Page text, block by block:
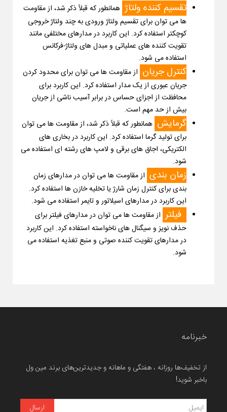
تقسیم کننده ولتاژ همانطور که قبلاً ذکر شد، از مقاومت
ها می توان برای تقسیم ولتاژ ورودی به چند ولتاژ خروجی
کوچکتر استفاده کرد. این کاربرد در مدارهای مختلفی مانند
تقویت کننده های عملیاتی و مبدل های ولتاژ-فرکانس
استفاده می شود.
کنترل جریان از مقاومت ها می توان برای محدود کردن
جریان عبوری از یک مدار استفاده کرد. این کاربرد برای
محافظت از اجزای حساس در برابر آسیب ناشی از جریان
بیش از حد مهم است.
گرمایش همانطور که قبلاً ذکر شد، از مقاومت ها می توان
برای تولید گرما استفاده کرد. این کاربرد در بخاری های
الکتریکی، اجاق های برقی و لامپ های رشته ای استفاده می
شود.
زمان بندی از مقاومت ها می توان در مدارهای زمان
بندی برای کنترل زمان شارژ یا تخلیه خازن ها استفاده کرد.
این کاربرد در مدارهای اسیلاتور و تایمر استفاده می شود.
فیلتر از مقاومت ها می توان در مدارهای فیلتر برای
حذف نویز و سیگنال های ناخواسته استفاده کرد. این کاربرد
در مدارهای تقویت کننده صوتی و منبع تغذیه استفاده می
شود.
خبرنامه
از تخفیف‌ها روزانه ، هفتگی و ماهانه و جدیدترین‌های برند مین ول
باخبر شوید!